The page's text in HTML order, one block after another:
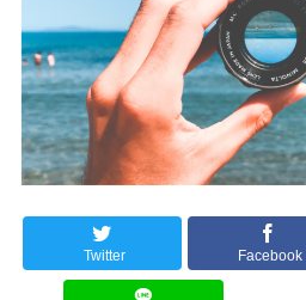
Twitter Facebook